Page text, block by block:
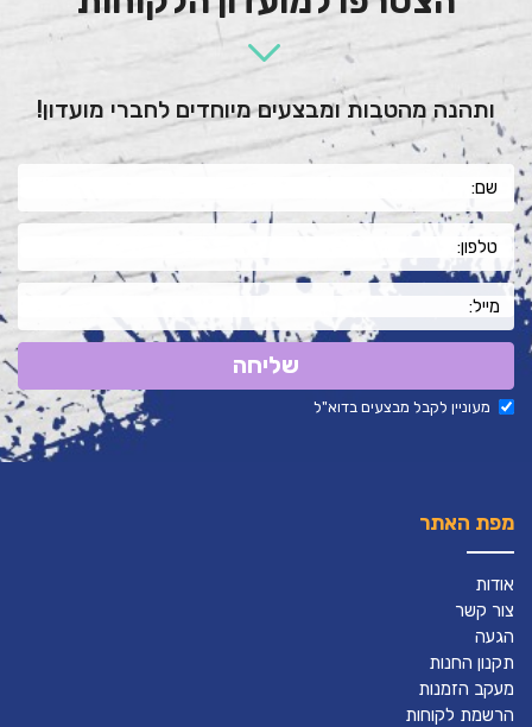
ותהנה מהטבות ומבצעים מיוחדים לחברי מועדון!
שליחה
מעוניין לקבל מבצעים בדוא"ל
מפת האתר
אודות
צור קשר
הגעה
תקנון החנות
מעקב הזמנות
הרשמת לקוחות